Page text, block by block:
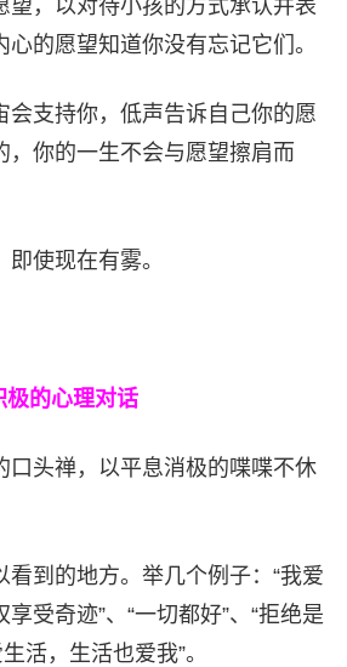
望，以对待小孩的方式承认并表
的愿望知道你没有忘记它们。
会支持你，低声告诉自己你的愿
，你的一生不会与愿望擦肩而
使现在有雾。
极的心理对话
口头禅，以平息消极的喋喋不休
看到的地方。举几个例子：“我爱
受奇迹”、“一切都好”、“拒绝是
活，生活也爱我”。